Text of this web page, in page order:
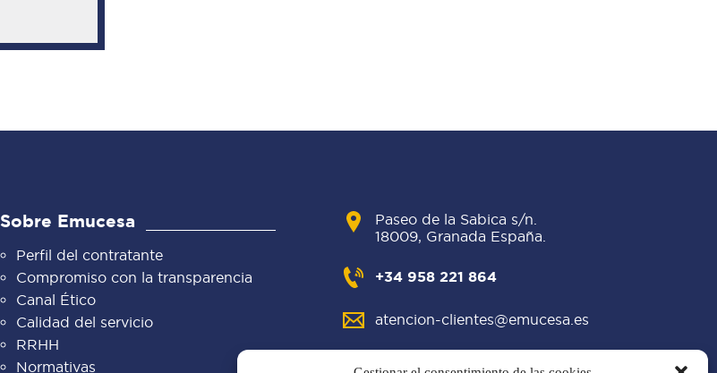
Sobre Emucesa
Perfil del contratante
Compromiso con la transparencia
Canal Ético
Calidad del servicio
RRHH
Normativas
Paseo de la Sabica s/n.
18009, Granada España.
+34 958 221 864
atencion-clientes@emucesa.es